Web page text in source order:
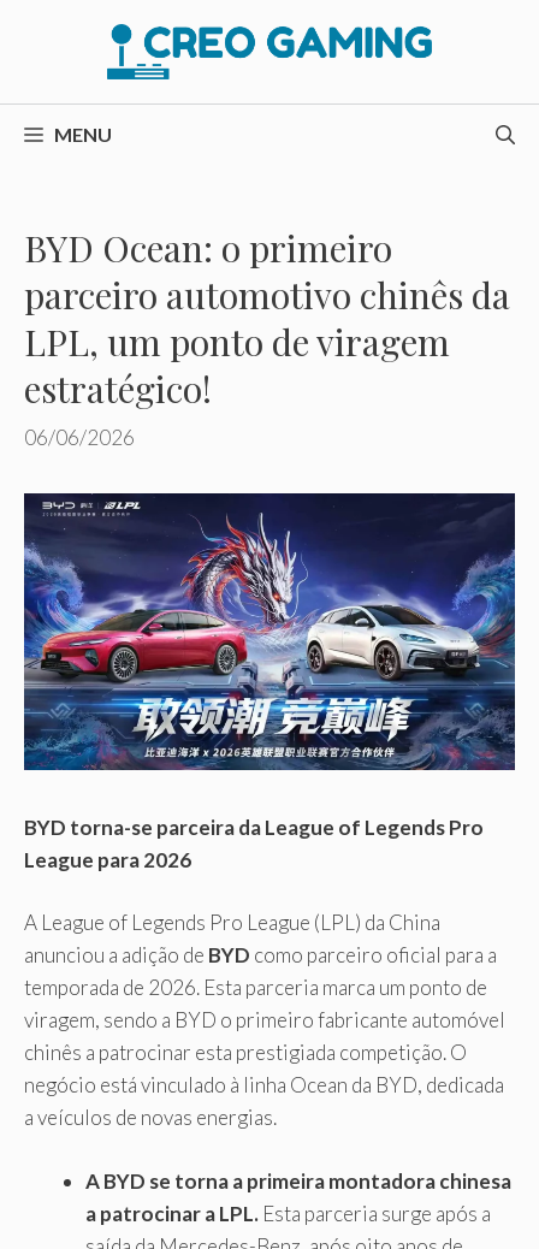
conteúdo
MENU
BYD Ocean: o primeiro
parceiro automotivo chinês da
LPL, um ponto de viragem
estratégico!
06/06/2026
BYD torna-se parceira da League of Legends Pro
League para 2026
A League of Legends Pro League (LPL) da China
anunciou a adição de BYD como parceiro oficial para a
temporada de 2026. Esta parceria marca um ponto de
viragem, sendo a BYD o primeiro fabricante automóvel
chinês a patrocinar esta prestigiada competição. O
negócio está vinculado à linha Ocean da BYD, dedicada
a veículos de novas energias.
A BYD se torna a primeira montadora chinesa
a patrocinar a LPL. Esta parceria surge após a